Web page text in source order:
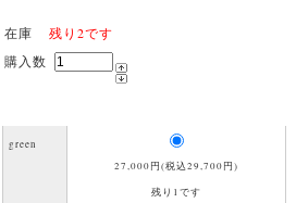
在庫
残り2です
購入数
green
27,000円(税込29,700円)
残り1です